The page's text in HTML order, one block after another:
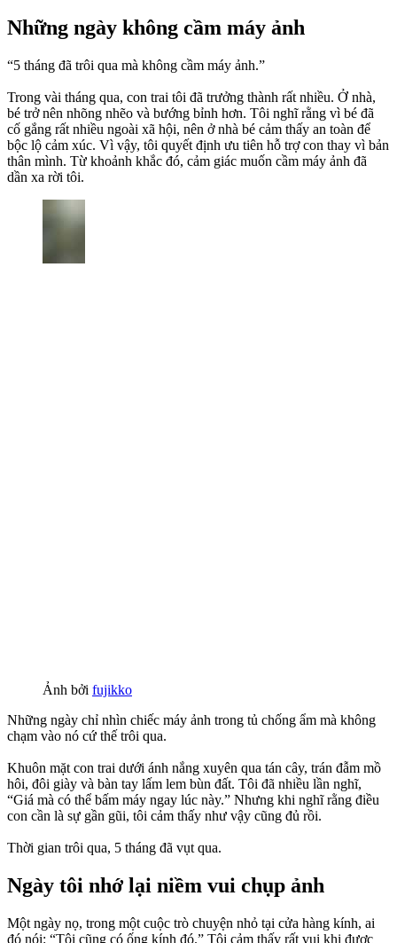
Những ngày không cầm máy ảnh
“5 tháng đã trôi qua mà không cầm máy ảnh.”
Trong vài tháng qua, con trai tôi đã trưởng thành rất nhiều. Ở nhà,
bé trở nên nhõng nhẽo và bướng bỉnh hơn. Tôi nghĩ rằng vì bé đã
cố gắng rất nhiều ngoài xã hội, nên ở nhà bé cảm thấy an toàn để
bộc lộ cảm xúc. Vì vậy, tôi quyết định ưu tiên hỗ trợ con thay vì bản
thân mình. Từ khoảnh khắc đó, cảm giác muốn cầm máy ảnh đã
dần xa rời tôi.
Ảnh bởi fujikko
Những ngày chỉ nhìn chiếc máy ảnh trong tủ chống ẩm mà không
chạm vào nó cứ thế trôi qua.
Khuôn mặt con trai dưới ánh nắng xuyên qua tán cây, trán đẫm mồ
hôi, đôi giày và bàn tay lấm lem bùn đất. Tôi đã nhiều lần nghĩ,
“Giá mà có thể bấm máy ngay lúc này.” Nhưng khi nghĩ rằng điều
con cần là sự gần gũi, tôi cảm thấy như vậy cũng đủ rồi.
Thời gian trôi qua, 5 tháng đã vụt qua.
Ngày tôi nhớ lại niềm vui chụp ảnh
Một ngày nọ, trong một cuộc trò chuyện nhỏ tại cửa hàng kính, ai
đó nói: “Tôi cũng có ống kính đó.” Tôi cảm thấy rất vui khi được